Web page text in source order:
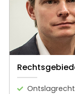
Ontslagrecht